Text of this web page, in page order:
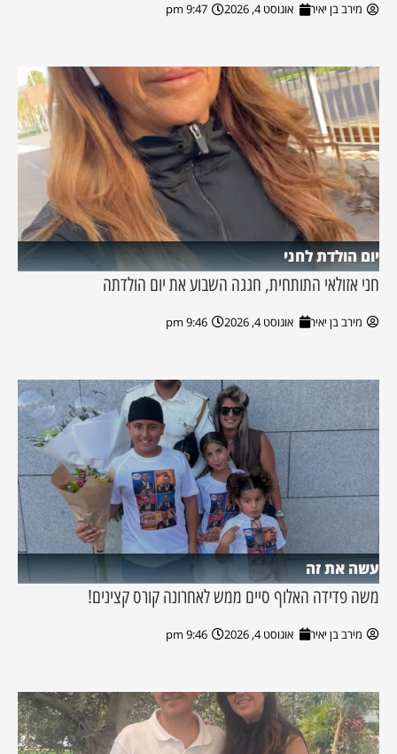
מירב בן יאיר אוגוסט 4, 2026 9:47 pm
יום הולדת לחני
חני אזולאי התותחית, חגגה השבוע את יום הולדתה
מירב בן יאיר אוגוסט 4, 2026 9:46 pm
עשה את זה
משה פדידה האלוף סיים ממש לאחרונה קורס קצינים!
מירב בן יאיר אוגוסט 4, 2026 9:46 pm